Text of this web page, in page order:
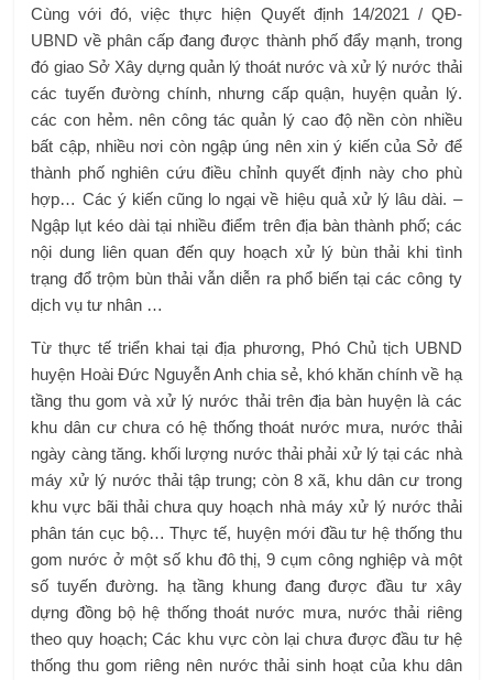
Cùng với đó, việc thực hiện Quyết định 14/2021 / QĐ-
UBND về phân cấp đang được thành phố đẩy mạnh, trong
đó giao Sở Xây dựng quản lý thoát nước và xử lý nước thải
các tuyến đường chính, nhưng cấp quận, huyện quản lý.
các con hẻm. nên công tác quản lý cao độ nền còn nhiều
bất cập, nhiều nơi còn ngập úng nên xin ý kiến ​​của Sở để
thành phố nghiên cứu điều chỉnh quyết định này cho phù
hợp… Các ý kiến ​​cũng lo ngại về hiệu quả xử lý lâu dài. –
Ngập lụt kéo dài tại nhiều điểm trên địa bàn thành phố; các
nội dung liên quan đến quy hoạch xử lý bùn thải khi tình
trạng đổ trộm bùn thải vẫn diễn ra phổ biến tại các công ty
dịch vụ tư nhân …
Từ thực tế triển khai tại địa phương, Phó Chủ tịch UBND
huyện Hoài Đức Nguyễn Anh chia sẻ, khó khăn chính về hạ
tầng thu gom và xử lý nước thải trên địa bàn huyện là các
khu dân cư chưa có hệ thống thoát nước mưa, nước thải
ngày càng tăng. khối lượng nước thải phải xử lý tại các nhà
máy xử lý nước thải tập trung; còn 8 xã, khu dân cư trong
khu vực bãi thải chưa quy hoạch nhà máy xử lý nước thải
phân tán cục bộ… Thực tế, huyện mới đầu tư hệ thống thu
gom nước ở một số khu đô thị, 9 cụm công nghiệp và một
số tuyến đường. hạ tầng khung đang được đầu tư xây
dựng đồng bộ hệ thống thoát nước mưa, nước thải riêng
theo quy hoạch; Các khu vực còn lại chưa được đầu tư hệ
thống thu gom riêng nên nước thải sinh hoạt của khu dân